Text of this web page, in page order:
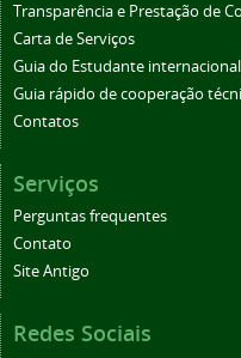
Transparência e Prestação de
Carta de Serviços
Guia do Estudante internacional
Guia rápido de cooperação
Contatos
Serviços
Perguntas frequentes
Contato
Site Antigo
Redes Sociais